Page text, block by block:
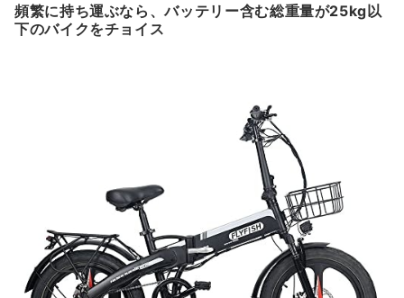
頻繁に持ち運ぶなら、バッテリー含む総重量が25kg以
下のバイクをチョイス